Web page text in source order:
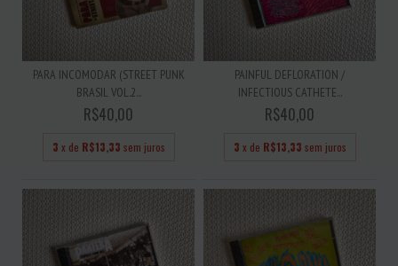
PARA INCOMODAR (STREET PUNK
BRASIL VOL.2...
R$40,00
3 x de R$13,33 sem juros
PAINFUL DEFLORATION /
INFECTIOUS CATHETE...
R$40,00
3 x de R$13,33 sem juros